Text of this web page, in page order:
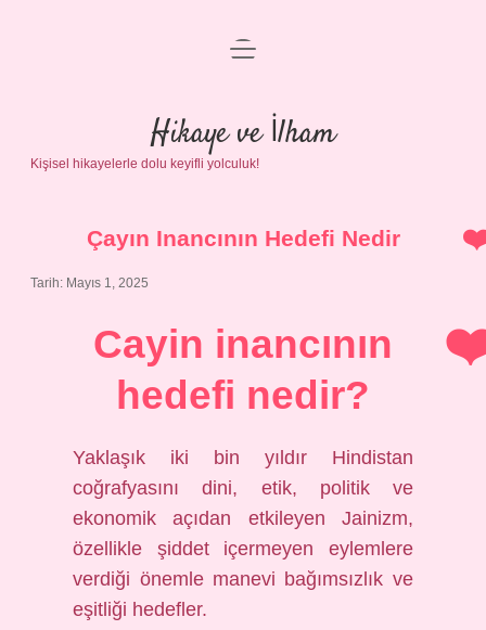
Anasayfa
Gizlilik Politikası
Yasal Uyarı
menüyü
Hikaye ve İlham
Kişisel hikayelerle dolu keyifli yolculuk!
Çayın Inancının Hedefi Nedir
Tarih: Mayıs 1, 2025
Cayin inancının
hedefi nedir?
Yaklaşık iki bin yıldır Hindistan
coğrafyasını dini, etik, politik ve
ekonomik açıdan etkileyen Jainizm,
özellikle şiddet içermeyen eylemlere
verdiği önemle manevi bağımsızlık ve
eşitliği hedefler.